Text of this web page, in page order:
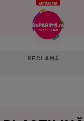
RECLAMĂ